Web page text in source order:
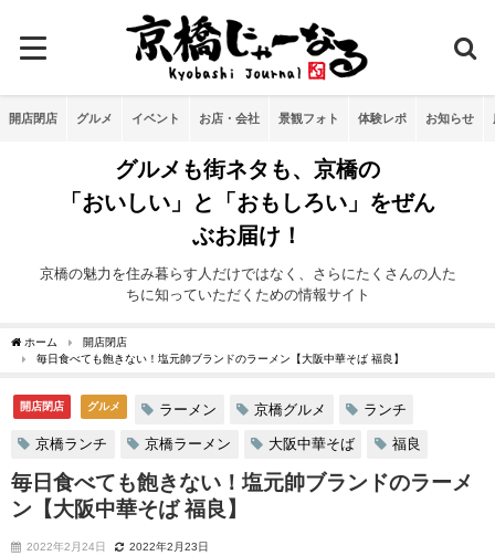
開店閉店 グルメ イベント お店・会社 景観フォト 体験レポ お知らせ
グルメも街ネタも、京橋の
「おいしい」と「おもしろい」をぜん
ぶお届け！
京橋の魅力を住み暮らす人だけではなく、さらにたくさんの人た
ちに知っていただくための情報サイト
ホーム
開店閉店
毎日食べても飽きない！塩元帥ブランドのラーメン【大阪中華そば 福良】
開店閉店 グルメ ラーメン 京橋グルメ ランチ
京橋ランチ 京橋ラーメン 大阪中華そば 福良
毎日食べても飽きない！塩元帥ブランドのラーメ
ン【大阪中華そば 福良】
2022年2月24日 2022年2月23日